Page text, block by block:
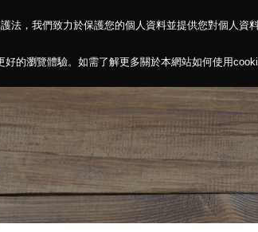
法，我們致力於保護您的個人資料並提供您對個人資
好的瀏覽體驗。如需了解更多關於本網站如何使用
神基投控 解決方案